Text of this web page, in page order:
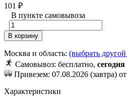
101 ₽
В пункте самовывоза
В корзину
Москва и область: (выбрать
Самовывоз: бесплатно, сегодня
Привезем: 07.08.2026 (завтра)
Характеристики